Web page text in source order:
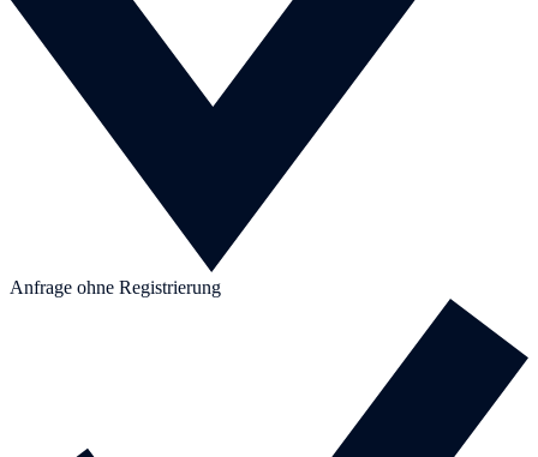
Anfrage ohne Registrierung